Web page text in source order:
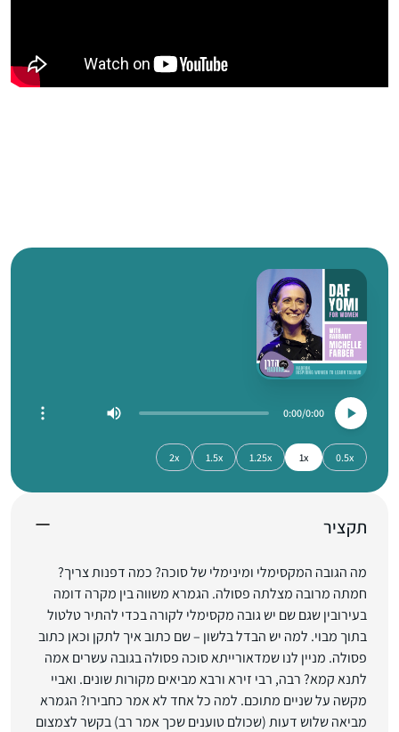
0:00
0:00
0.5x
1x
1.25x
1.5x
2x
תקציר
מה הגובה המקסימלי ומינימלי של סוכה? כמה דפנות צריך?
חמתה מרובה מצלתה פסולה. הגמרא משווה בין מקרה דומה
בעירובין שגם שם יש גובה מקסימלי לקורה בכדי להתיר טלטול
בתוך מבוי. למה יש הבדל בלשון – שם כתוב איך לתקן וכאן כתוב
פסולה. מניין לנו שמדאורייתא סוכה פסולה בגובה עשרים אמה
לתנא קמא? רבה, רבי זירא ורבא מביאים מקורות שונים. ואביי
מקשה על שניים מתוכם. למה כל אחד לא אמר כחבירו? הגמרא
מביאה שלוש דעות (שכולם טוענים שכך אמר רב) בקשר לצמצום